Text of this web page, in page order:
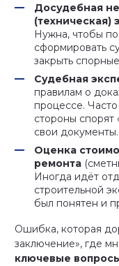
Досудебная
(техническая)
Нужна, чтобы
сформировать
закрыть
Судебная
правилам о
процессе.
стороны спорят
свои документы.
Оценка
ремонта
Иногда идёт
строительной
был понятен и
Ошибка, которая
заключение», где
ключевые